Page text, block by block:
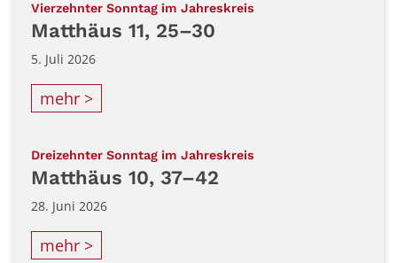
Vierzehnter Sonntag im Jahreskreis
Matthäus 11, 25–30
5. Juli 2026
mehr >
Dreizehnter Sonntag im Jahreskreis
Matthäus 10, 37–42
28. Juni 2026
mehr >